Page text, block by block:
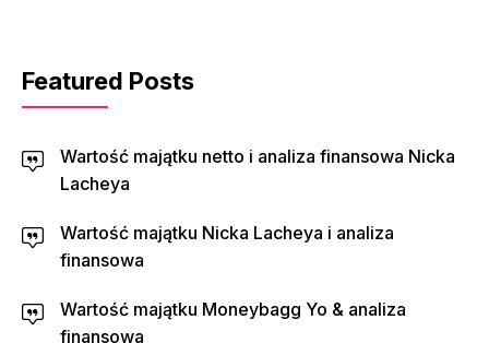
Featured Posts
Wartość majątku netto i analiza finansowa Nicka
Lacheya
Wartość majątku Nicka Lacheya i analiza
finansowa
Wartość majątku Moneybagg Yo & analiza
finansowa